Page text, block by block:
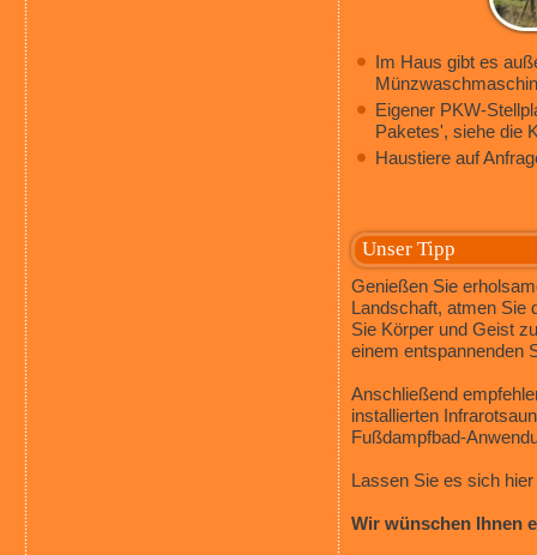
Im Haus gibt es
Eigener PKW-
Paketes', siehe die
Haustiere auf
Unser Tipp
Genießen Sie
Landschaft, atmen Sie
Sie Körper und Geist
einem entspannenden
Anschließend
installierten
Fußdampfbad-
Lassen Sie es sich
Wir wünschen Ihnen